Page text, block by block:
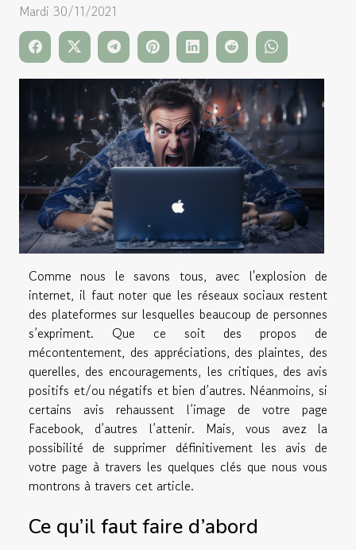
Mardi 30/11/2021
Comme nous le savons tous, avec l'explosion de
internet, il faut noter que les réseaux sociaux restent
des plateformes sur lesquelles beaucoup de personnes
s’expriment. Que ce soit des propos de
mécontentement, des appréciations, des plaintes, des
querelles, des encouragements, les critiques, des avis
positifs et/ou négatifs et bien d’autres. Néanmoins, si
certains avis rehaussent l’image de votre page
Facebook, d’autres l’attenir. Mais, vous avez la
possibilité de supprimer définitivement les avis de
votre page à travers les quelques clés que nous vous
montrons à travers cet article.
Ce qu’il faut faire d’abord